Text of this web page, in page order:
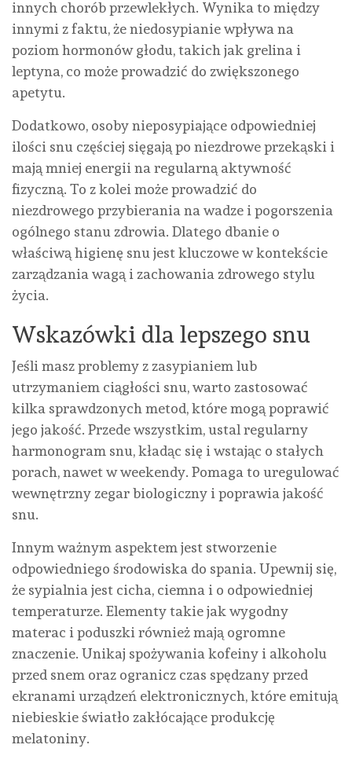
innych chorób przewlekłych. Wynika to między
innymi z faktu, że niedosypianie wpływa na
poziom hormonów głodu, takich jak grelina i
leptyna, co może prowadzić do zwiększonego
apetytu.
Dodatkowo, osoby nieposypiające odpowiedniej
ilości snu częściej sięgają po niezdrowe przekąski i
mają mniej energii na regularną aktywność
fizyczną. To z kolei może prowadzić do
niezdrowego przybierania na wadze i pogorszenia
ogólnego stanu zdrowia. Dlatego dbanie o
właściwą higienę snu jest kluczowe w kontekście
zarządzania wagą i zachowania zdrowego stylu
życia.
Wskazówki dla lepszego snu
Jeśli masz problemy z zasypianiem lub
utrzymaniem ciągłości snu, warto zastosować
kilka sprawdzonych metod, które mogą poprawić
jego jakość. Przede wszystkim, ustal regularny
harmonogram snu, kładąc się i wstając o stałych
porach, nawet w weekendy. Pomaga to uregulować
wewnętrzny zegar biologiczny i poprawia jakość
snu.
Innym ważnym aspektem jest stworzenie
odpowiedniego środowiska do spania. Upewnij się,
że sypialnia jest cicha, ciemna i o odpowiedniej
temperaturze. Elementy takie jak wygodny
materac i poduszki również mają ogromne
znaczenie. Unikaj spożywania kofeiny i alkoholu
przed snem oraz ogranicz czas spędzany przed
ekranami urządzeń elektronicznych, które emitują
niebieskie światło zakłócające produkcję
melatoniny.